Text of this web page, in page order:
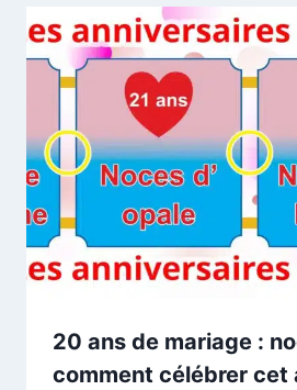
20 ans de mariage :
comment célébrer cet